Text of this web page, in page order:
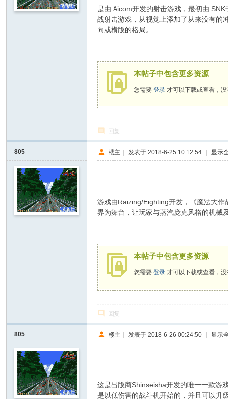
是由 Aicom开发的射击游戏，最初由
战射击游戏，从视觉上添加了从来没有的
向或横版的格局。
本帖子中包含更多资源
您需要登录 才可以下载或查看，
回复
805 楼主 | 发表于 2018-6-25 10:12:54 | 显示
游戏由Raizing/Eighting开发，《魔法大
界为舞台，让玩家与蒸汽庞克风格的机械
本帖子中包含更多资源
您需要登录 才可以下载或查看，
回复
805 楼主 | 发表于 2018-6-26 00:24:50 | 显示
这是出版商Shinseisha开发的唯一一款游
是以低伤害的战斗机开始的，并且可以升